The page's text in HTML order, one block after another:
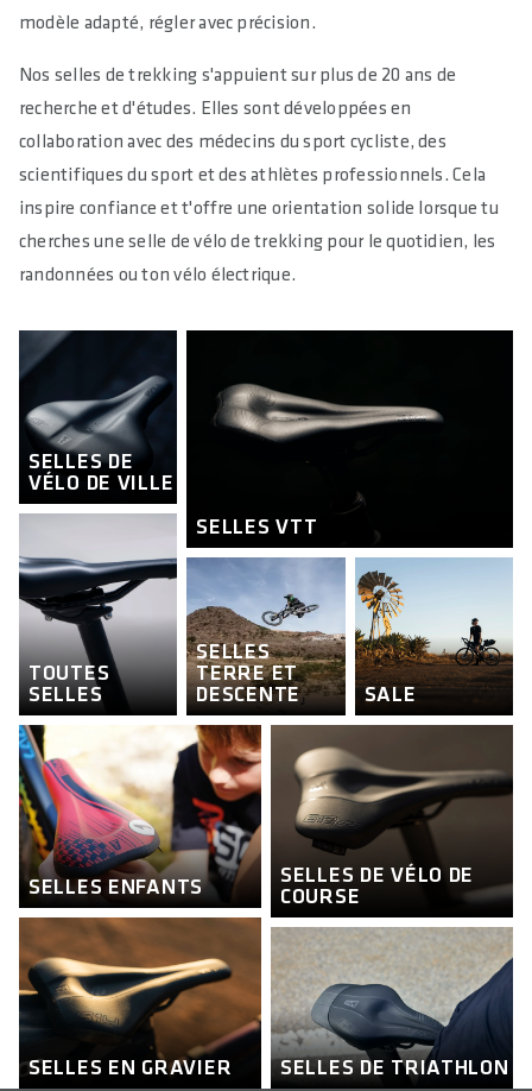
répartit mal la pression. Pour un confort durable, une selle de
généralement le meilleur choix.
modèle adapté, régler avec précision.
Nos selles de trekking s'appuient sur plus de 20 ans de
recherche et d'études. Elles sont développées en
collaboration avec des médecins du sport cycliste, des
scientifiques du sport et des athlètes professionnels. Cela
inspire confiance et t'offre une orientation solide lorsque tu
cherches une selle de vélo de trekking pour le quotidien, les
randonnées ou ton vélo électrique.
SELLES DE
VÉLO DE VILLE
SELLES VTT
SELLES ENFANTS
SELLES DE VÉLO DE
COURSE
TOUTES
SELLES
SELLES
TERRE ET
DESCENTE
SALE
SELLES EN GRAVIER SELLES DE TRIATHLON